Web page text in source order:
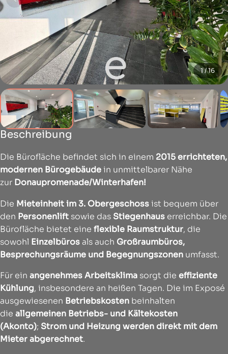
1 / 16
Beschreibung
Die Bürofläche befindet sich in einem 2015 errichteten,
modernen Bürogebäudein unmittelbarer Nähe
zur Donaupromenade/Winterhafen!
Die Mieteinheit im 3. Obergeschossist bequem über
den Personenlift sowie das Stiegenhaus erreichbar. Die
Bürofläche bietet eine flexible Raumstruktur, die
sowohl Einzelbüros als auch Großraumbüros,
Besprechungsräume und Begegnungszonen umfasst.
Für ein angenehmes Arbeitsklima sorgt die effiziente
Kühlung, insbesondere an heißen Tagen. Die im Exposé
ausgewiesenen Betriebskosten beinhalten
die allgemeinen Betriebs- und Kältekosten
(Akonto); Strom und Heizung werden direkt mit dem
Mieter abgerechnet.